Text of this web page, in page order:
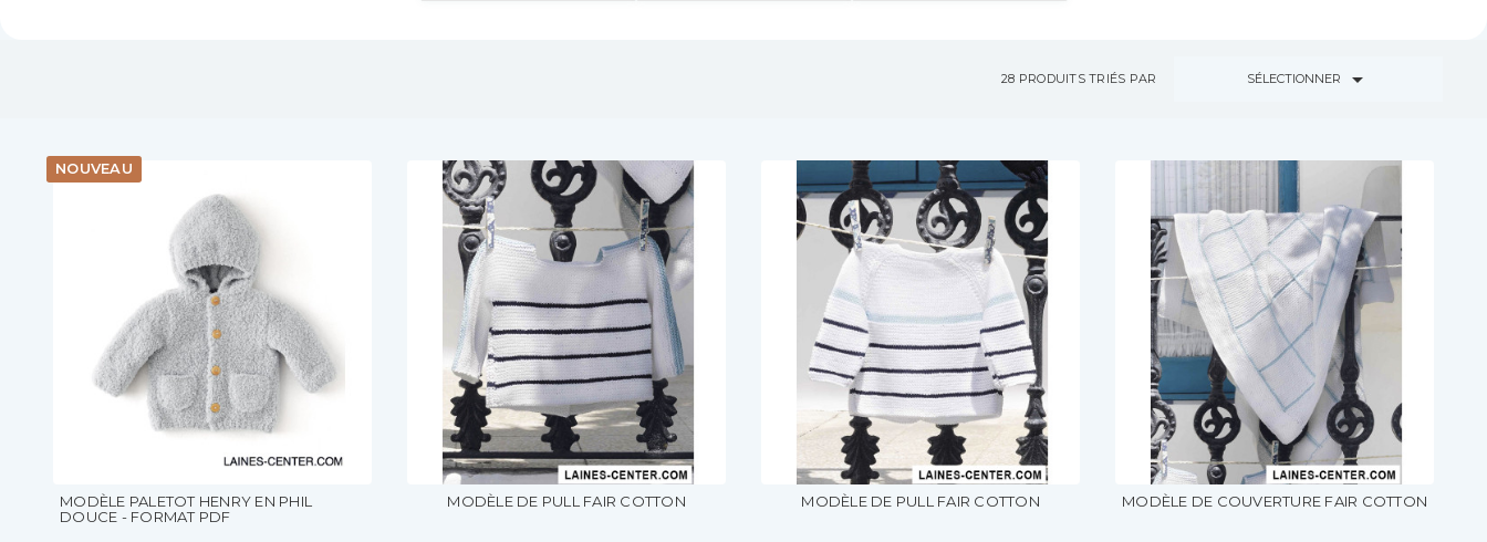
28 PRODUITS TRIÉS PAR SÉLECTIONNER 
NOUVEAU
MODÈLE PALETOT HENRY EN PHIL
DOUCE - FORMAT PDF
MODÈLE DE PULL FAIR COTTON MODÈLE DE PULL FAIR COTTON MODÈLE DE COUVERTURE FAIR COTTON